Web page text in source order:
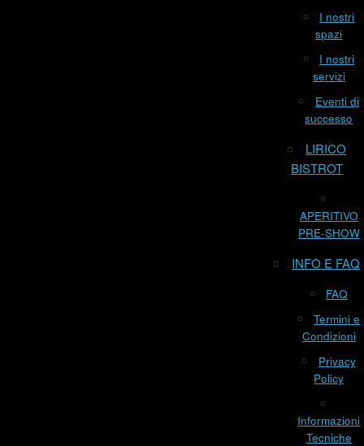
I nostri
spazi
I nostri
servizi
Eventi di
successo
LIRICO
BISTROT
APERITIVO
PRE-SHOW
INFO E FAQ
FAQ
Termini e
Condizioni
Privacy
Policy
Informazioni
Tecniche